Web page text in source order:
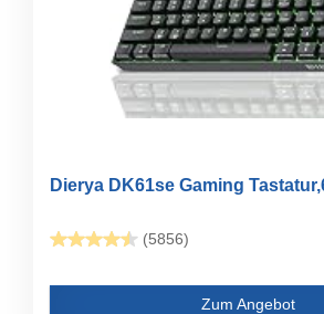
Dierya DK61se Gaming
(5856)
Zum Angebot